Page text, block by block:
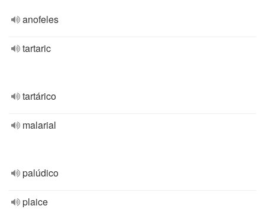
anofeles
tartaric
tartárico
malarial
palúdico
plaice